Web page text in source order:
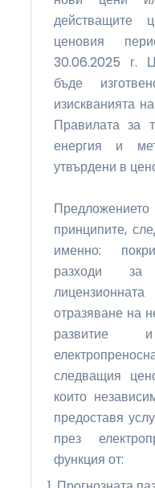
действащите
ценовия
30.06.2025 г.
бъде
изискванията
Правилата за
енергия и
утвърдени в
принципите,
именно:
разходи за
отразяване на
развитие
следващия
които
предоставя
през
функция от: